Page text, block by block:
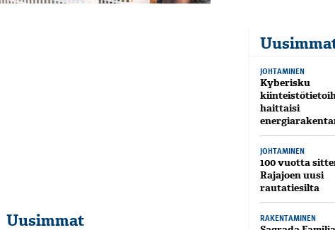
JOHTAMINEN
Kyberisku
haittaisi
JOHTAMINEN
100 vuotta
Rajajoen uusi
rautatiesilta
RAKENTAMINEN
Uusimmat